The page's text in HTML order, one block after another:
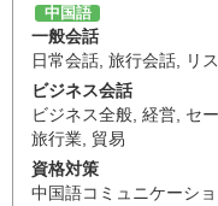
中国語
一般会話
日常会話, 旅行会話, リ
ビジネス会話
ビジネス全般, 経営, セ
旅行業, 貿易
資格対策
中国語コミュニケーシ